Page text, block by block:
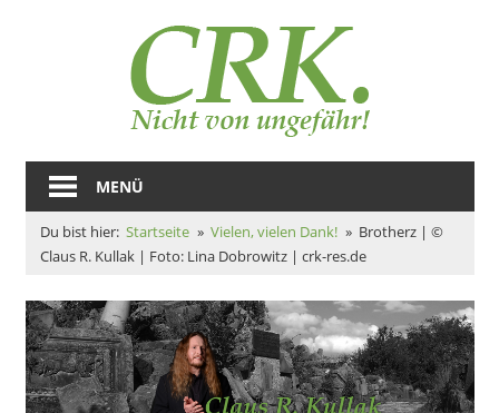
Claus
R.
und
Zeugs
MENÜ
Du bist hier: Startseite Vielen, vielen Dank!
Brotherz | ©
Claus R. Kullak | Foto: Lina Dobrowitz | crk-res.de